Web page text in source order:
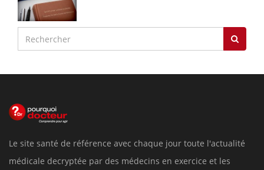
Le site santé de référence avec chaque jour toute l'actualité
médicale decryptée par des médecins en exercice et les